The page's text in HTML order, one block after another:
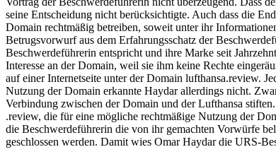
seine Entscheidung nicht berücksichtigte. Auch dass die
Domain rechtmäßig betreiben, soweit unter ihr
Betrugsvorwurf aus dem Erfahrungsschatz der
Beschwerdeführerin entspricht und ihre Marke seit
Interesse an der Domain, weil sie ihm keine Rechte
auf einer Internetseite unter der Domain lufthansa.review.
Nutzung der Domain erkannte Haydar allerdings nicht.
Verbindung zwischen der Domain und der Lufthansa
.review, die für eine mögliche rechtmäßige Nutzung der
die Beschwerdeführerin die von ihr gemachten Vorwürfe
geschlossen werden. Damit wies Omar Haydar die URS-